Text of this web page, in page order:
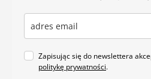
Zapisując się do newslettera
politykę prywatności.